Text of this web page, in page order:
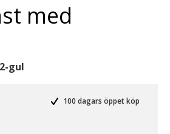
med
gul
100 dagars öppet köp